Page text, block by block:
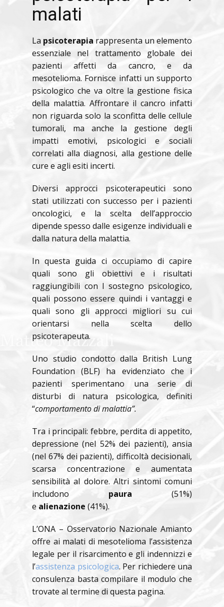
malati
La psicoterapia rappresenta un elemento
essenziale nel trattamento globale dei
pazienti affetti da cancro, e da
mesotelioma. Fornisce infatti un supporto
psicologico che va oltre la gestione fisica
della malattia. Affrontare il cancro infatti
non riguarda solo la sconfitta delle cellule
tumorali, ma anche la gestione degli
impatti emotivi, psicologici e sociali
correlati alla diagnosi, alla gestione delle
cure e agli esiti incerti.
Diversi approcci psicoterapeutici sono
stati utilizzati con successo per i pazienti
oncologici, e la scelta dell’approccio
dipende spesso dalle esigenze individuali e
dalla natura della malattia.
In questa guida ci occupiamo di capire
quali sono gli obiettivi e i risultati
raggiungibili con l sostegno psicologico,
quali possono essere quindi i vantaggi e
quali sono gli approcci migliori su cui
orientarsi nella scelta dello
psicoterapeuta.
Uno studio condotto dalla British Lung
Foundation (BLF) ha evidenziato che i
pazienti sperimentano una serie di
disturbi di natura psicologica, definiti
“comportamento di malattia”.
Tra i principali: febbre, perdita di appetito,
depressione (nel 52% dei pazienti), ansia
(nel 67% dei pazienti), difficoltà decisionali,
scarsa concentrazione e aumentata
sensibilità al dolore. Altri sintomi comuni
includono paura (51%)
e alienazione (41%).
L’ONA – Osservatorio Nazionale Amianto
offre ai malati di mesotelioma l’assistenza
legale per il risarcimento e gli indennizzi e
l’assistenza psicologica. Per richiedere una
consulenza basta compilare il modulo che
trovate al termine di questa pagina.